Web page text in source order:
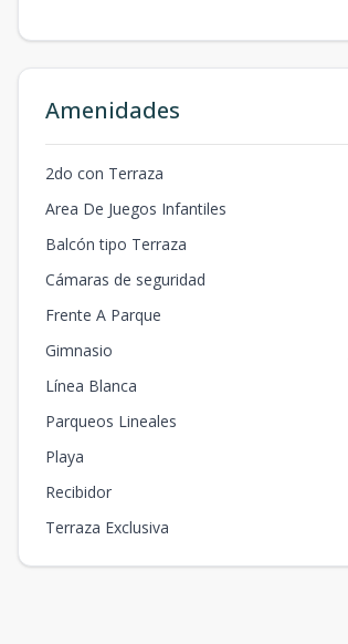
Amenidades
2do con Terraza
Area De Juegos Infantiles
Balcón tipo Terraza
Cámaras de seguridad
Frente A Parque
Gimnasio
Línea Blanca
Parqueos Lineales
Playa
Recibidor
Terraza Exclusiva